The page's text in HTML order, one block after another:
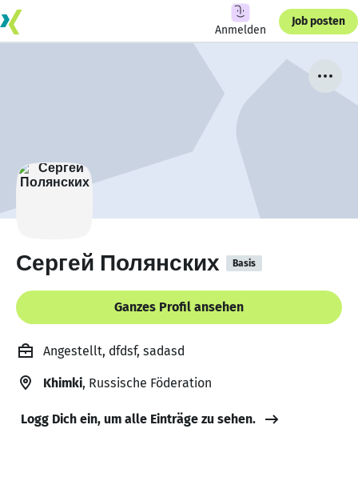
Anmelden
Job posten
Сергей Полянских Basis
Ganzes Profil ansehen
Angestellt, dfdsf, sadasd
Khimki, Russische Föderation
Logg Dich ein, um alle Einträge zu sehen.